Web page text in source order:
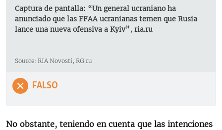
Captura de pantalla: “Un general ucraniano ha
anunciado que las FFAA ucranianas temen que Rusia
lance una nueva ofensiva a Kyiv”, ria.ru
Source: RIA Novosti, RG.ru
FALSO
No obstante, teniendo en cuenta que las intenciones